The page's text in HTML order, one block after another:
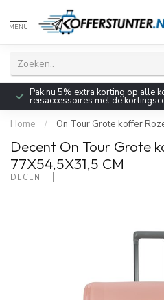
MENU
Pak nu 5% extra korting op alle
reisaccessoires met de
Home / On Tour Grote koffer
Decent On Tour Grote
77X54,5X31,5 CM
DECENT